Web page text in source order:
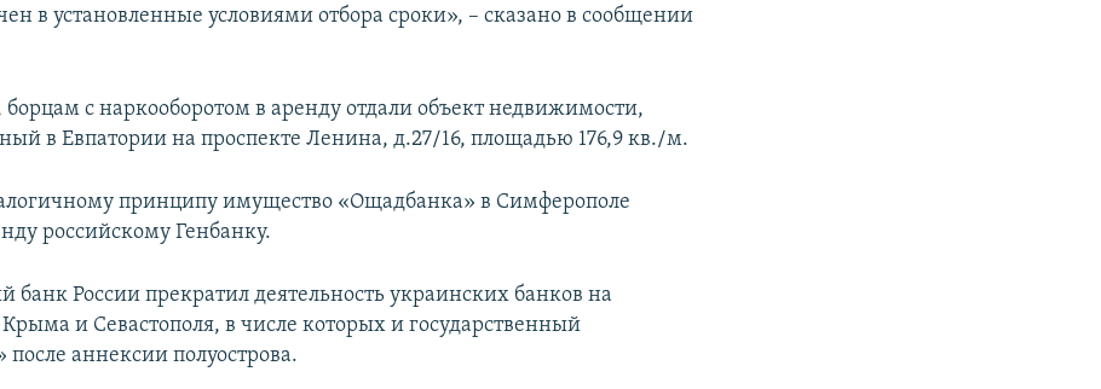
в установленные условиями отбора сроки», – сказано в сообщении
борцам с наркооборотом в аренду отдали объект недвижимости,
в Евпатории на проспекте Ленина, д.27/16, площадью 176,9 кв./м.
принципу имущество «Ощадбанка» в Симферополе
российскому Генбанку.
банк России прекратил деятельность украинских банков на
и Севастополя, в числе которых и государственный
аннексии полуострова.